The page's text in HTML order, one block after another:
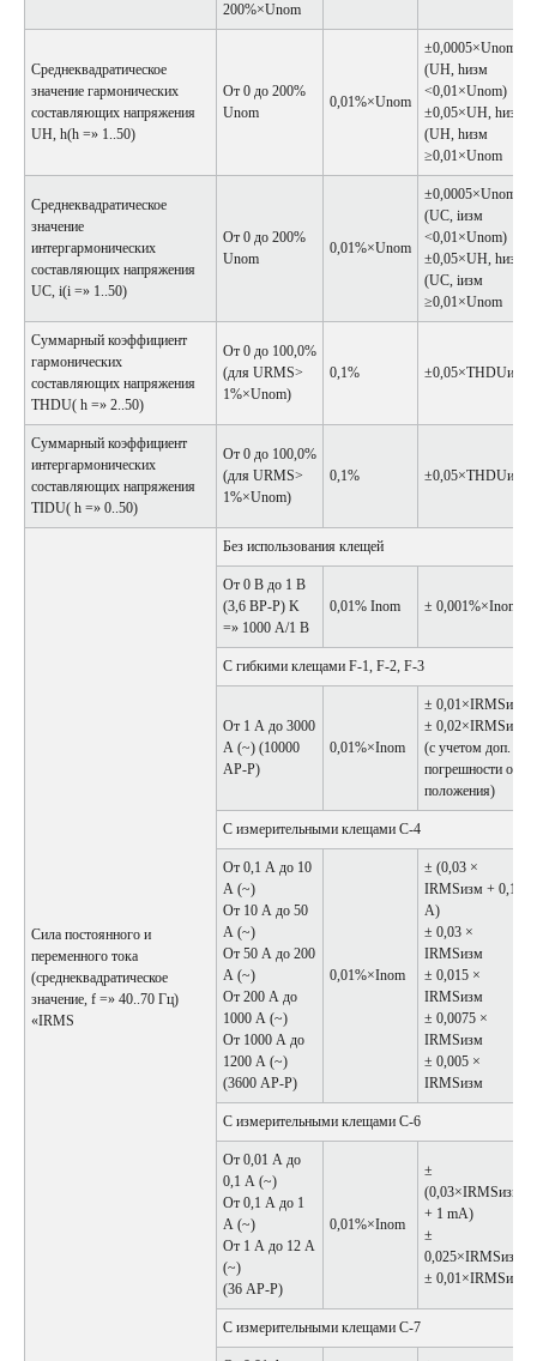
200%×Unom
Среднеквадратическое
значение гармонических
составляющих напряжения
UH, h(h =» 1..50)
От 0 до 200%
Unom
0,01%×Unom
±0,0005×Unom
(UH, hизм
<0,01×Unom)
±0,05×UH, hизм
(UH, hизм
≥0,01×Unom
Среднеквадратическое
значение
интергармонических
составляющих напряжения
UC, i(i =» 1..50)
От 0 до 200%
Unom
0,01%×Unom
±0,0005×Unom
(UC, iизм
<0,01×Unom)
±0,05×UH, hизм
(UC, iизм
≥0,01×Unom
Суммарный коэффициент
гармонических
составляющих напряжения
THDU( h =» 2..50)
От 0 до 100,0%
(для URMS>
1%×Unom)
0,1% ±0,05×THDUизм
Суммарный коэффициент
интергармонических
составляющих напряжения
TIDU( h =» 0..50)
От 0 до 100,0%
(для URMS>
1%×Unom)
0,1% ±0,05×THDUизм
Сила постоянного и
переменного тока
(среднеквадратическое
значение, f =» 40..70 Гц)
«IRMS
Без использования клещей
От 0 В до 1 В
(3,6 ВP-P) K
=» 1000 А/1 В
0,01% Inom ± 0,001%×Inom
С гибкими клещами F-1, F-2, F-3
От 1 А до 3000
А (~) (10000
АP-P)
0,01%×Inom
± 0,01×IRMSизм
± 0,02×IRMSизм
(с учетом доп.
погрешности от
положения)
С измерительными клещами C-4
От 0,1 А до 10
А (~)
От 10 А до 50
А (~)
От 50 А до 200
А (~)
От 200 А до
1000 А (~)
От 1000 А до
1200 А (~)
(3600 АP-P)
0,01%×Inom
± (0,03 ×
IRMSизм + 0,1
А)
± 0,03 ×
IRMSизм
± 0,015 ×
IRMSизм
± 0,0075 ×
IRMSизм
± 0,005 ×
IRMSизм
С измерительными клещами C-6
От 0,01 А до
0,1 А (~)
От 0,1 А до 1
А (~)
От 1 А до 12 А
(~)
(36 АP-P)
0,01%×Inom
±
(0,03×IRMSизм
+ 1 mА)
±
0,025×IRMSизм
± 0,01×IRMSизм
С измерительными клещами C-7